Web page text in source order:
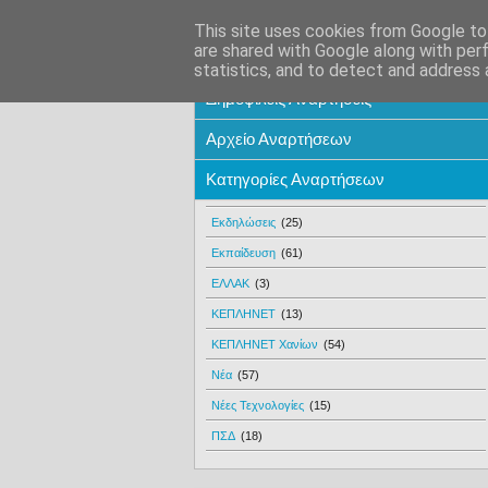
Δημοφιλείς Αναρτήσεις
Αρχείο Αναρτήσεων
Κατηγορίες Αναρτήσεων
Εκδηλώσεις (25)
Εκπαίδευση (61)
ΕΛΛΑΚ (3)
ΚΕΠΛΗΝΕΤ (13)
ΚΕΠΛΗΝΕΤ Χανίων (54)
Νέα (57)
Νέες Τεχνολογίες (15)
ΠΣΔ (18)
This site uses cookies from Google
are shared with Google along with
statistics, and to detect and address